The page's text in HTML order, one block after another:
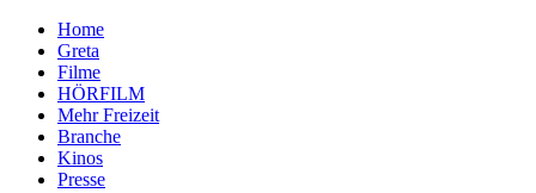
Home
Greta
Filme
HÖRFILM
Mehr Freizeit
Branche
Kinos
Presse